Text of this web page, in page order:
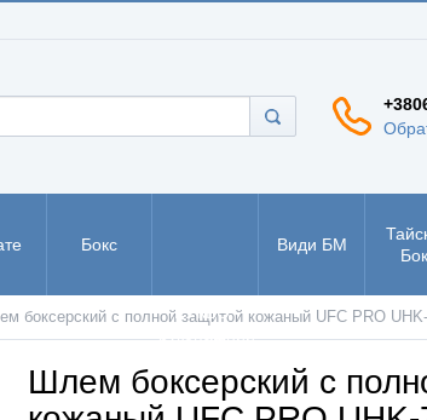
Бокс
РУКБО -
Види БМ
боксерский с полной защитой кожаный UFC PRO
Шлем боксерский с